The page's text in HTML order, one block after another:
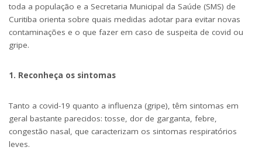
toda a população e a Secretaria Municipal da Saúde (SMS) de
Curitiba orienta sobre quais medidas adotar para evitar novas
contaminações e o que fazer em caso de suspeita de covid ou
gripe.
1. Reconheça os sintomas
Tanto a covid-19 quanto a influenza (gripe), têm sintomas em
geral bastante parecidos: tosse, dor de garganta, febre,
congestão nasal, que caracterizam os sintomas respiratórios
leves.